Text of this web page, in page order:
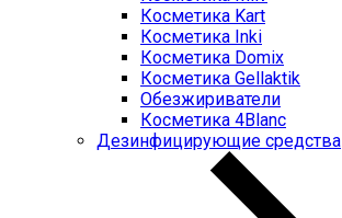
Косметика Kart
Косметика Inki
Косметика Domix
Косметика Gellaktik
Обезжириватели
Косметика 4Blanc
Дезинфицирующие средства